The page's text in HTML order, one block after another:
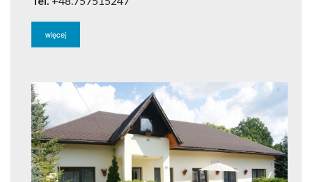
więcej